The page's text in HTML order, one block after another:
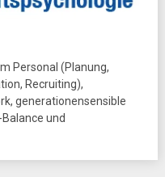
Personal (Planung,
Recruiting),
generationensensible
und